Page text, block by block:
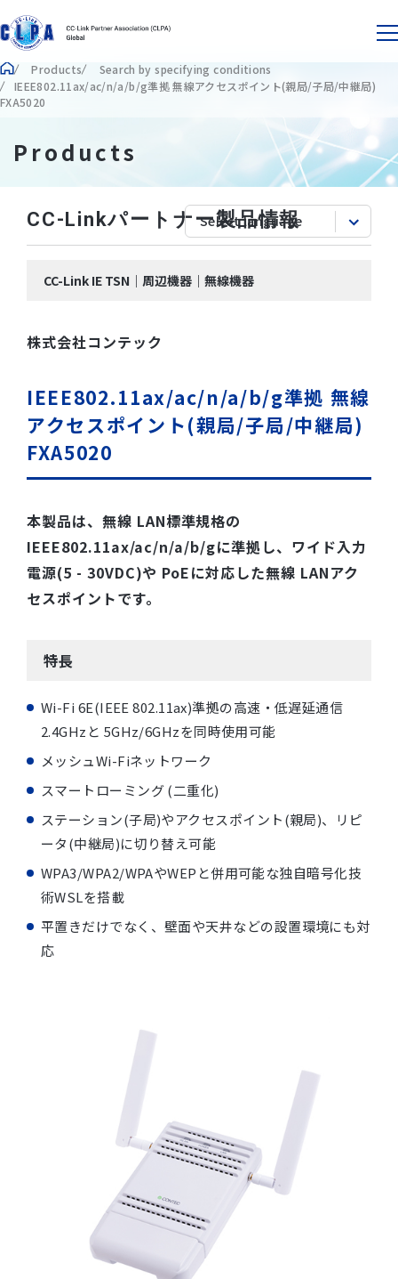
Products
Search by specifying conditions
IEEE802.11ax/ac/n/a/b/g準拠 無線アクセスポイント(親局/子局/中継局)
FXA5020
Products
CC-Linkパートナー製品情報
CC-Link IE TSN｜周辺機器｜無線機器
株式会社コンテック
IEEE802.11ax/ac/n/a/b/g準拠 無線
アクセスポイント(親局/子局/中継局)
FXA5020
本製品は、無線 LAN標準規格の
IEEE802.11ax/ac/n/a/b/gに準拠し、ワイド入力
電源(5 - 30VDC)や PoEに対応した無線 LANアク
セスポイントです。
特長
Wi-Fi 6E(IEEE 802.11ax)準拠の高速・低遅延通信
2.4GHzと 5GHz/6GHzを同時使用可能
メッシュWi-Fiネットワーク
スマートローミング (二重化)
ステーション(子局)やアクセスポイント(親局)、リピ
ータ(中継局)に切り替え可能
WPA3/WPA2/WPAやWEPと併用可能な独自暗号化技
術WSLを搭載
平置きだけでなく、壁面や天井などの設置環境にも対
応